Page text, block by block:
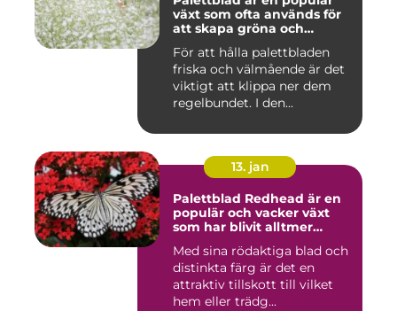
växt som ofta används för
att skapa gröna och
inomhusmiljöer
För att hålla palettbladen
friska och välmående är det
viktigt att klippa ner dem
regelbundet. I den...
13. jan
Palettblad Redhead är en
populär och vacker växt
som har blivit alltmer
trädgårdsentusiaster
Med sina rödaktiga blad och
distinkta färg är det en
attraktiv tillskott till vilket
hem eller trädg...